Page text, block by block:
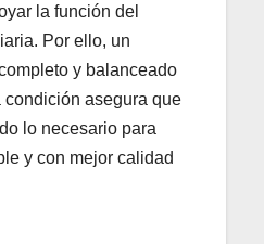
la función del
Por ello, un
y balanceado
condición asegura que
lo necesario para
y con mejor calidad